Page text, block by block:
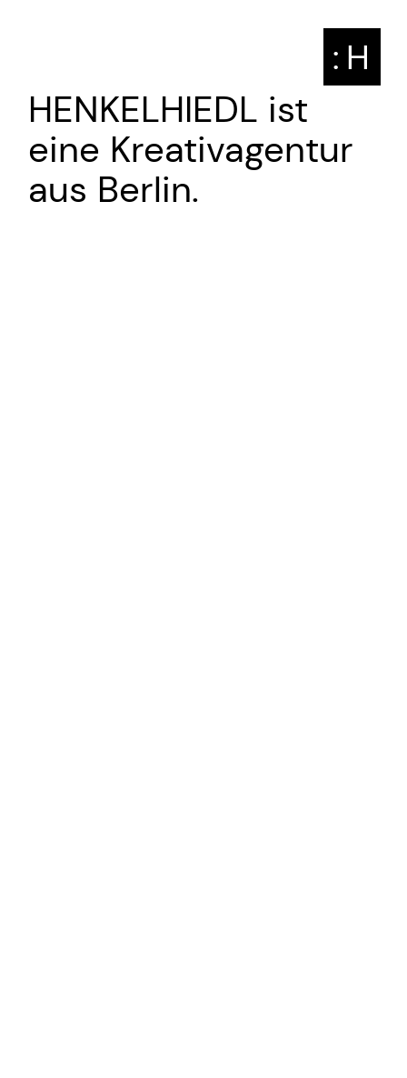
: H
HENKELHIEDL ist
eine Kreativagentur
aus Berlin.